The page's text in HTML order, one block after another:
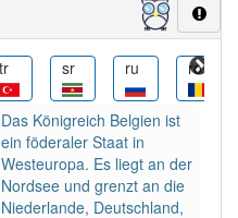
haben den Artikel
tr sr ru ro
Das Königreich Belgien ist
ein föderaler Staat in
Westeuropa. Es liegt an der
Nordsee und grenzt an die
Niederlande, Deutschland,